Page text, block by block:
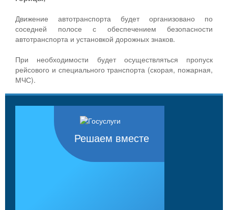
Движение автотранспорта будет организовано по
соседней полосе с обеспечением безопасности
автотранспорта и установкой дорожных знаков.
При необходимости будет осуществляться пропуск
рейсового и специального транспорта (скорая, пожарная,
МЧС).
Решаем вместе